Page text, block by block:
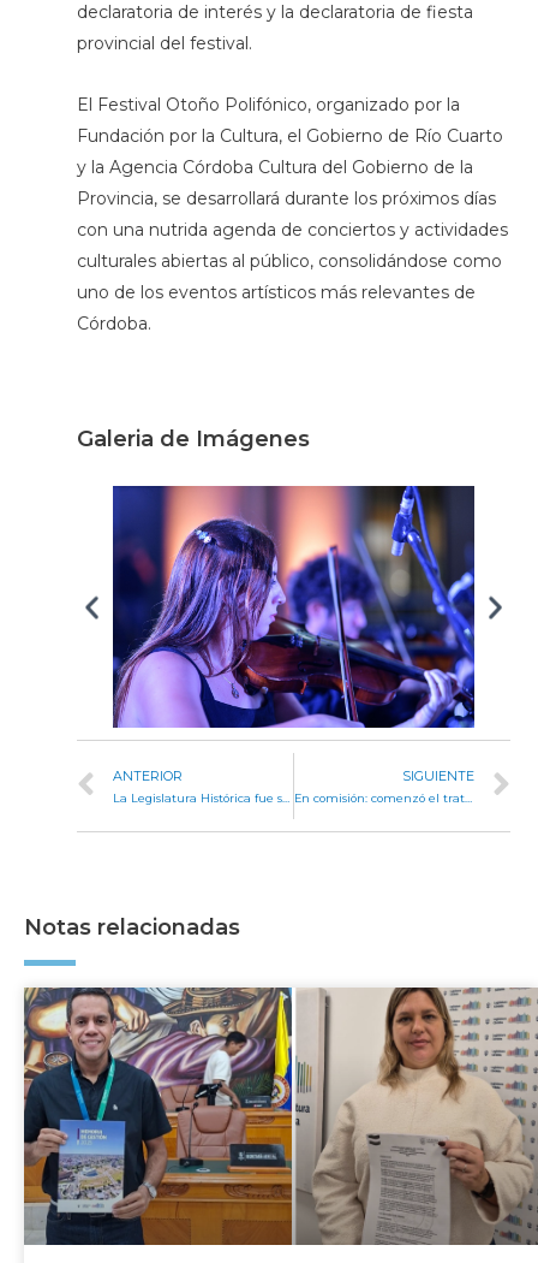
declaratoria de interés y la declaratoria de fiesta
provincial del festival.
El Festival Otoño Polifónico, organizado por la
Fundación por la Cultura, el Gobierno de Río Cuarto
y la Agencia Córdoba Cultura del Gobierno de la
Provincia, se desarrollará durante los próximos días
con una nutrida agenda de conciertos y actividades
culturales abiertas al público, consolidándose como
uno de los eventos artísticos más relevantes de
Córdoba.
Galeria de Imágenes
ANTERIOR
La Legislatura Histórica fue sede del Foro de la Cultura Democrática
SIGUIENTE
En comisión: comenzó el tratamiento del proyecto para crear el Régimen de Protección de Víctimas de Delitos
Notas relacionadas